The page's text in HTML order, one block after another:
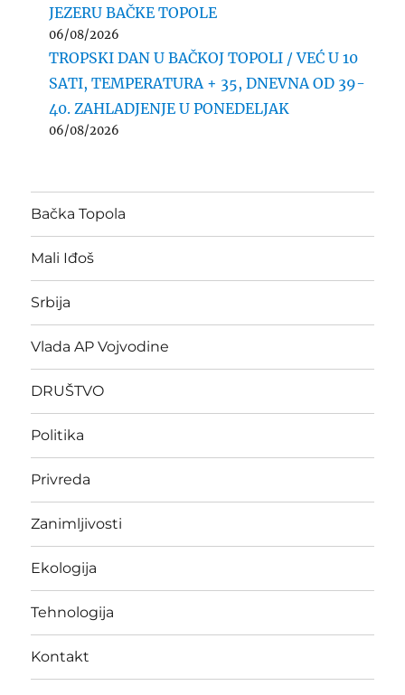
JEZERU BAČKE TOPOLE
06/08/2026
TROPSKI DAN U BAČKOJ TOPOLI / VEĆ U 10
SATI, TEMPERATURA + 35, DNEVNA OD 39-
40. ZAHLADJENJE U PONEDELJAK
06/08/2026
Bačka Topola
Mali Iđoš
Srbija
Vlada AP Vojvodine
DRUŠTVO
Politika
Privreda
Zanimljivosti
Ekologija
Tehnologija
Kontakt